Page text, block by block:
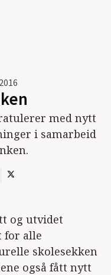
med nytt
i samarbeid
og utvidet
for alle
skolesekken
også fått nytt